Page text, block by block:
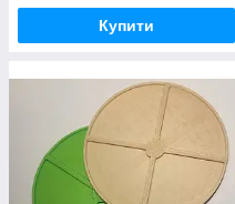
Купити